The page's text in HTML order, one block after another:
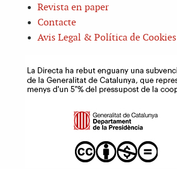
Revista en paper
Contacte
Avis Legal & Política de Cookies